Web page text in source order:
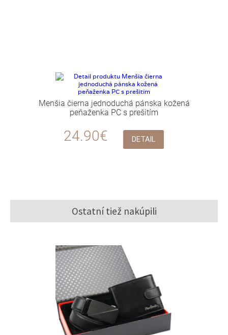
Menšia čierna jednoduchá pánska kožená
peňaženka PC s prešitím
24.90€ DETAIL
Ostatní tiež nakúpili